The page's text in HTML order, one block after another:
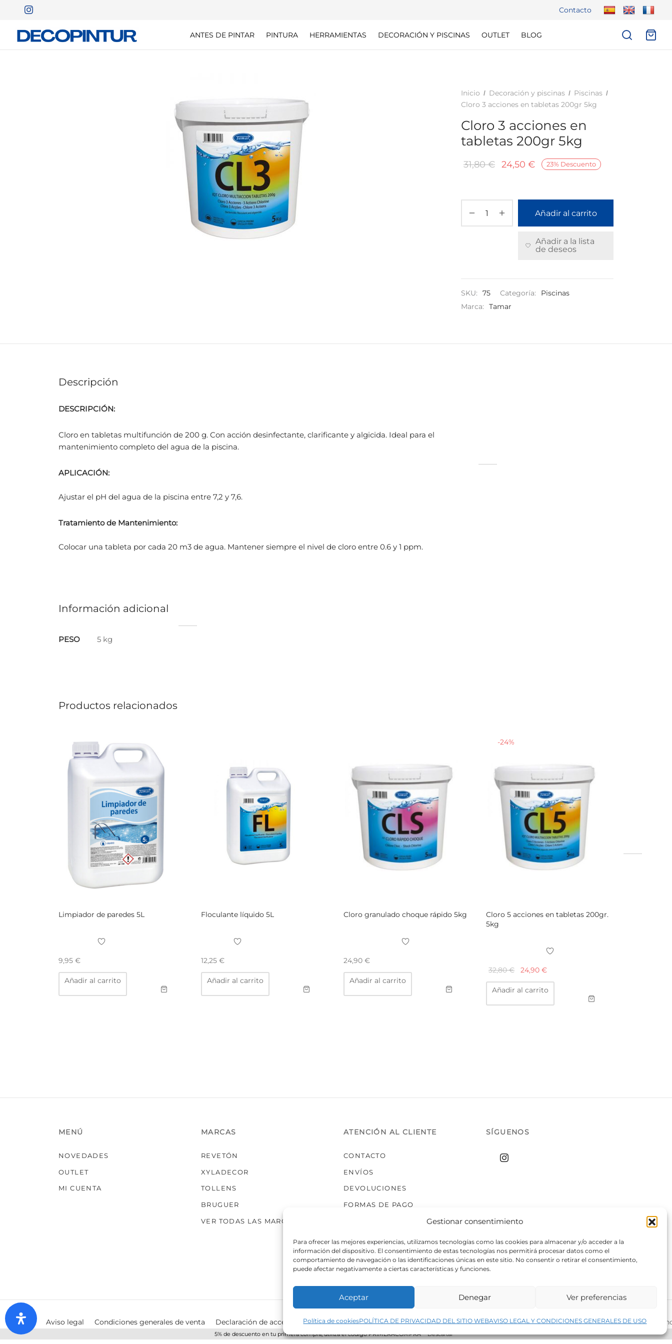
Gestionar consentimiento
Para ofrecer las mejores experiencias, utilizamos tecnologías como las cookies para almacenar y/o acceder a la
información del dispositivo. El consentimiento de estas tecnologías nos permitirá procesar datos como el
comportamiento de navegación o las identificaciones únicas en este sitio. No consentir o retirar el consentimiento,
puede afectar negativamente a ciertas características y funciones.
Aceptar Denegar Ver preferencias
Política de cookiesPOLÍTICA DE PRIVACIDAD DEL SITIO WEBAVISO LEGAL Y CONDICIONES GENERALES DE USO
5% de descuento en tu primera compra, utiliza el código PRIMERACOMPRA Descartar
Contacto
ANTES DE PINTAR PINTURA HERRAMIENTAS DECORACIÓN Y PISCINAS OUTLET BLOG
Inicio / Decoración y piscinas / Piscinas /
Cloro 3 acciones en tabletas 200gr 5kg
Cloro 3 acciones en
tabletas 200gr 5kg
23% Descuento
31,80€ El
era:
31,80 €.
24,50 € El
es:
24,50 €.
Añadir al carrito
Añadir a la lista
de deseos
SKU: 75 Categoría:
Piscinas
Marca:
Tamar
Descripción
DESCRIPCIÓN:
Cloro en tabletas multifunción de 200 g. Con acción desinfectante, clarificante y algicida. Ideal para el
mantenimiento completo del agua de la piscina.
APLICACIÓN:
Ajustar el pH del agua de la piscina entre 7,2 y 7,6.
Tratamiento de Mantenimiento:
Colocar una tableta por cada 20 m3 de agua. Mantener siempre el nivel de cloro entre 0.6 y 1 ppm.
Información adicional
PESO 5 kg
Productos relacionados
Limpiador de paredes 5L
9,95 €
Añadir al carrito
Floculante líquido 5L
12,25 €
Añadir al carrito
Cloro granulado choque rápido 5kg
24,90 €
Añadir al carrito
-24%
Cloro 5 acciones en tabletas 200gr.
5kg
32,80€
El
precio
original
era:
24,90 €
precio
es:
Añadir al carrito
MENÚ
NOVEDADES
OUTLET
MI CUENTA
MARCAS
REVETÓN
XYLADECOR
TOLLENS
BRUGUER
VER TODAS LAS MARCAS
ATENCIÓN AL CLIENTE
CONTACTO
ENVÍOS
DEVOLUCIONES
FORMAS DE PAGO
SÍGUENOS
Aviso legal Condiciones generales de venta Declaración de accesibilidad Política de cookies Política de privacidad del sitio web ©2026 Decopintur- todos los